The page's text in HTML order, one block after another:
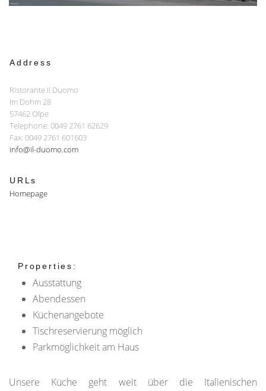
Address
Ristorante Il Duomo
Im Dohm 28
57462 Olpe
Telephone: 0049 2761 62629
Fax: 0049 2761 601603
info@il-duomo.com
URLs
Homepage
Properties:
Ausstattung
Abendessen
Küchenangebote
Tischreservierung möglich
Parkmöglichkeit am Haus
Unsere Küche geht weit über die Italienischen